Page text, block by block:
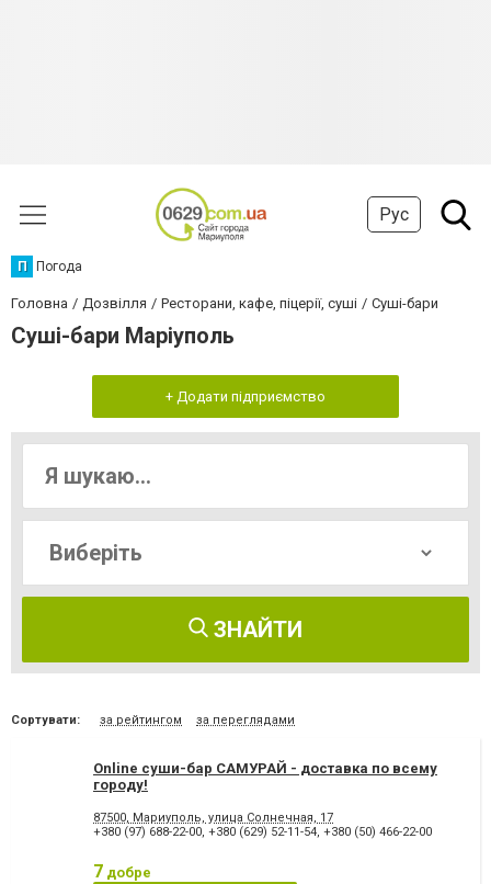
Рус
П Погода
Головна Дозвілля Ресторани, кафе, піцерії, суші Суші-бари
Суші-бари Маріуполь
+ Додати підприємство
ЗНАЙТИ
Сортувати: за рейтингом за переглядами
Online суши-бар САМУРАЙ - доставка по всему
городу!
87500, Мариуполь, улица Солнечная, 17
+380 (97) 688-22-00, +380 (629) 52-11-54, +380 (50) 466-22-00
7 добре